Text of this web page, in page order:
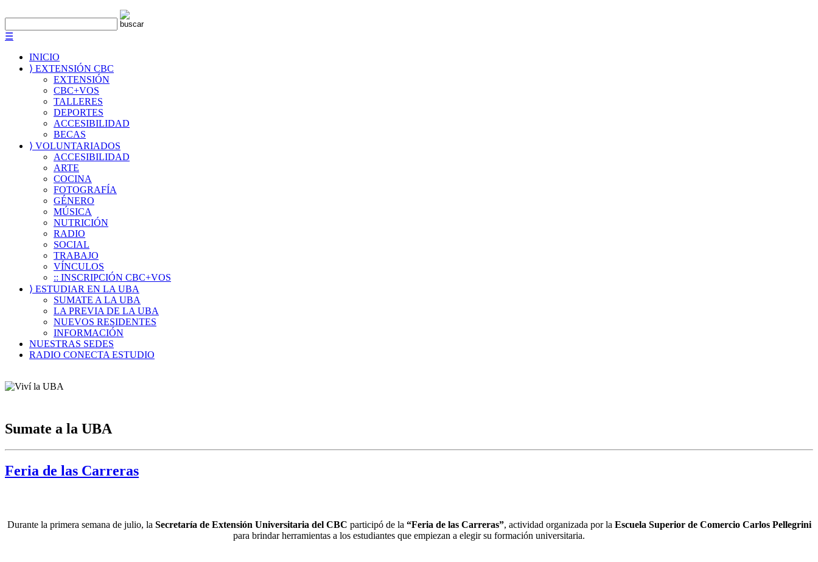
☰
INICIO
⟩ EXTENSIÓN CBC
EXTENSIÓN
CBC+VOS
TALLERES
DEPORTES
ACCESIBILIDAD
BECAS
⟩ VOLUNTARIADOS
ACCESIBILIDAD
ARTE
COCINA
FOTOGRAFÍA
GÉNERO
MÚSICA
NUTRICIÓN
RADIO
SOCIAL
TRABAJO
VÍNCULOS
:: INSCRIPCIÓN CBC+VOS
⟩ ESTUDIAR EN LA UBA
SUMATE A LA UBA
LA PREVIA DE LA UBA
NUEVOS RESIDENTES
INFORMACIÓN
NUESTRAS SEDES
RADIO CONECTA ESTUDIO
Sumate a la UBA
Feria de las Carreras
Durante la primera semana de julio, la Secretaría de Extensión Universitaria del CBC participó de la “Feria de las Carreras”, actividad organizada por la Escuela Superior de Comercio Carlos Pellegrini
para brindar herramientas a los estudiantes que empiezan a elegir su formación universitaria.